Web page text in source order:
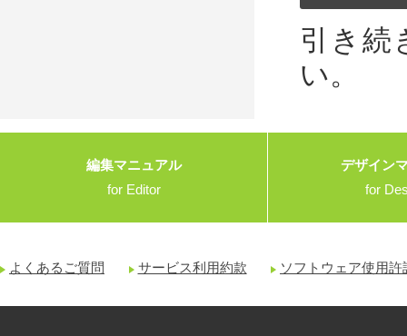
引き続
い。
編集マニュアル
for Editor
デザイン
for
よくあるご質問 サービス利用約款 ソフトウェア使用許